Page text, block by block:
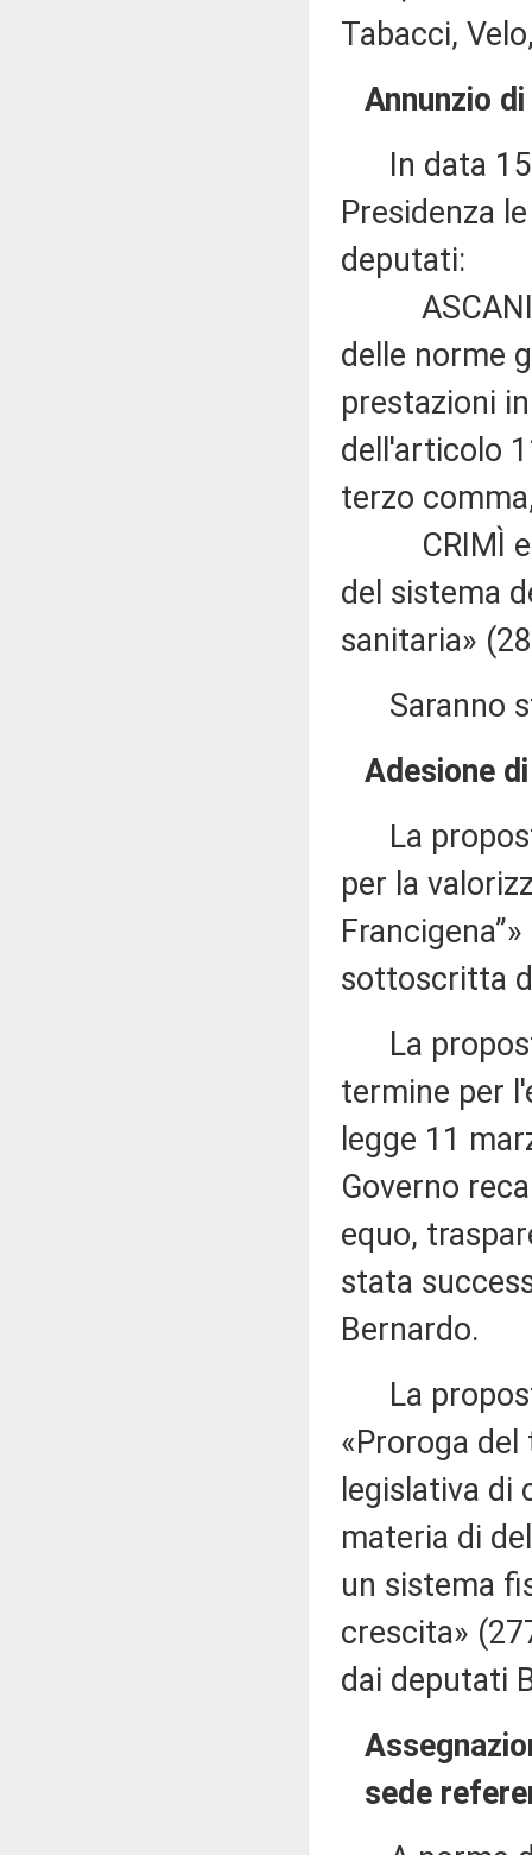
Tabacci,
Annunzio
In data 15
Presidenza
deputati:
ASCANI:
delle norme
prestazioni
dell'articolo
terzo
CRIMÌ e
del sistema
sanitaria»
Saranno
Adesione
La
per la
sottoscritta
La
termine per
legge 11
Governo
equo,
stata
Bernardo.
La
«Proroga
legislativa di
materia di
un sistema
crescita»
dai deputati
sede